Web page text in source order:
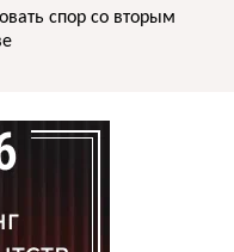
спор со вторым